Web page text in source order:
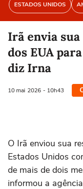
ESTADOS UNIDOS
Irã envia
dos EUA
diz Irna
10 mai 2026 - 10h43
‌O Irã enviou sua
Estados Unidos
‌de mais de dois
informou a